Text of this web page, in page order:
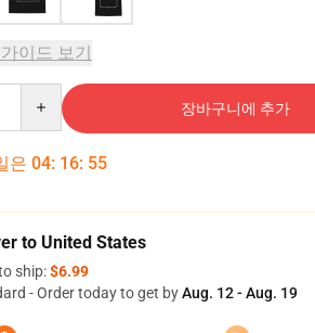
이드 보기
장바구니에 추가
은 04: 16: 54
to United States
ship:$6.99
- Order today to get byAug. 12 - Aug. 19